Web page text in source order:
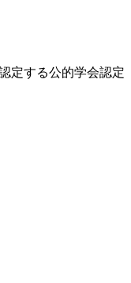
定する公的学会認定